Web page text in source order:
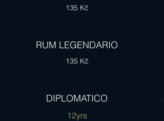
135 Kč
RUM LEGENDARIO
135 Kč
DIPLOMATICO
12yrs